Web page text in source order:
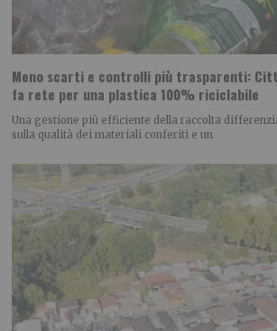
Meno scarti e controlli più trasparenti:
fa rete per una plastica 100% riciclabile
Una gestione più efficiente della raccolta
sulla qualità dei materiali conferiti e un